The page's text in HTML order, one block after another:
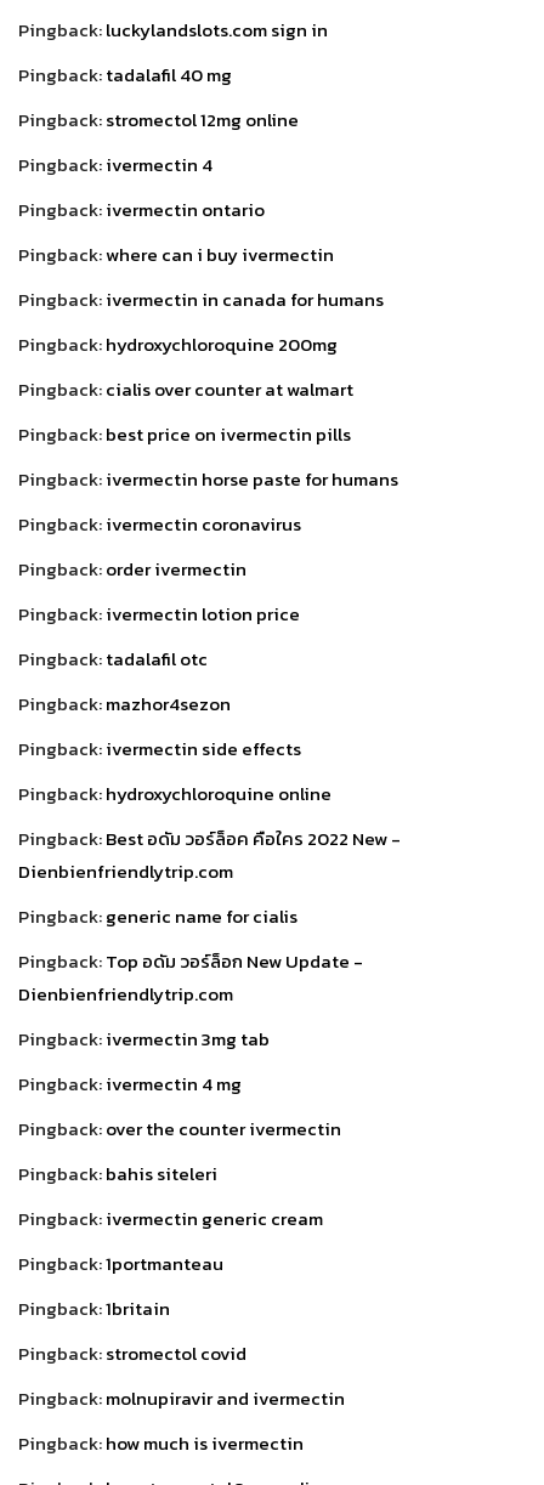
Pingback:luckylandslots.com sign in
Pingback:tadalafil 40 mg
Pingback:stromectol 12mg online
Pingback:ivermectin 4
Pingback:ivermectin ontario
Pingback:where can i buy ivermectin
Pingback:ivermectin in canada for humans
Pingback:hydroxychloroquine 200mg
Pingback:cialis over counter at walmart
Pingback:best price on ivermectin pills
Pingback:ivermectin horse paste for humans
Pingback:ivermectin coronavirus
Pingback:order ivermectin
Pingback:ivermectin lotion price
Pingback:tadalafil otc
Pingback:mazhor4sezon
Pingback:ivermectin side effects
Pingback:hydroxychloroquine online
Pingback:Best อดัม วอร์ล็อค คือใคร 2022 New -
Dienbienfriendlytrip.com
Pingback:generic name for cialis
Pingback:Top อดัม วอร์ล็อก New Update -
Dienbienfriendlytrip.com
Pingback:ivermectin 3mg tab
Pingback:ivermectin 4 mg
Pingback:over the counter ivermectin
Pingback:bahis siteleri
Pingback:ivermectin generic cream
Pingback:1portmanteau
Pingback:1britain
Pingback:stromectol covid
Pingback:molnupiravir and ivermectin
Pingback:how much is ivermectin